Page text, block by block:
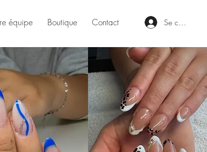
équipe Boutique Contact Se connecter